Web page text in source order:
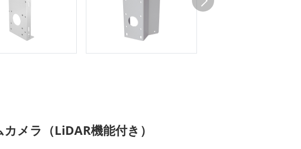
メラ（LiDAR機能付き）